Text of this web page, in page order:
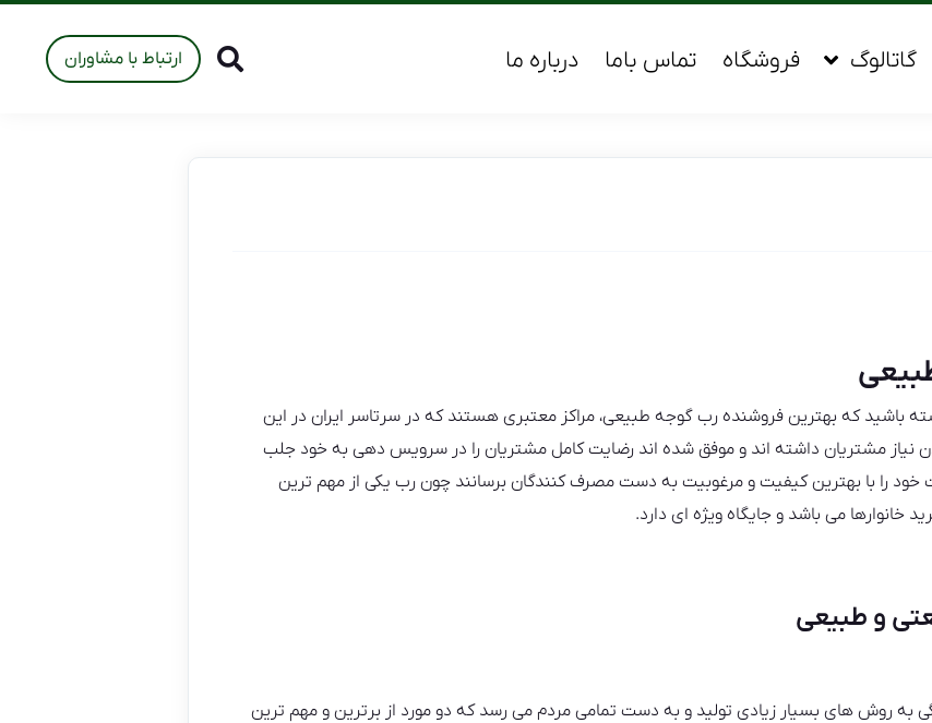
گاتالوگ فروشگاه تماس باما درباره ما ارتباط با مشاوران
باشید که بهترین فروشنده رب گوجه طبیعی، مراکز معتبری هستند که در سرتاسر ایران در این
نیاز مشتریان داشته اند و موفق شده اند رضایت کامل مشتریان را در سرویس دهی به خود جلب
خود را با بهترین کیفیت و مرغوبیت به دست مصرف کنندگان برسانند چون رب یکی از مهم ترین
می باشد و جایگاه ویژه ای دارد.
و طبیعی
به روش های بسیار زیادی تولید و به دست تمامی مردم می رسد که دو مورد از برترین و مهم ترین